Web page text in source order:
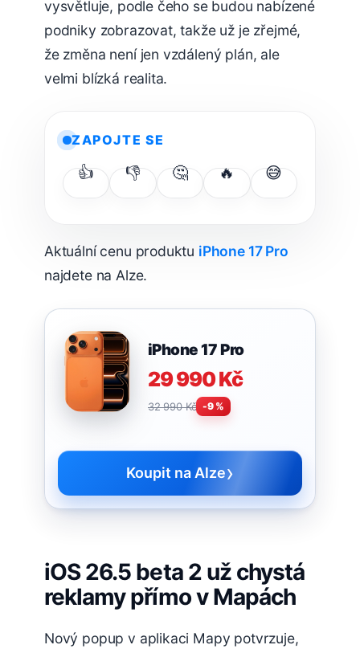
vysvětluje, podle čeho se budou nabízené
podniky zobrazovat, takže už je zřejmé,
že změna není jen vzdálený plán, ale
velmi blízká realita.
ZAPOJTE SE
👍 👎 🤔 🔥 😅
Aktuální cenu produktu iPhone 17 Pro
najdete na Alze.
iPhone 17 Pro
29 990 Kč
32 990 Kč -9 %
Koupit na Alze›
iOS 26.5 beta 2 už chystá
reklamy přímo v Mapách
Nový popup v aplikaci Mapy potvrzuje,